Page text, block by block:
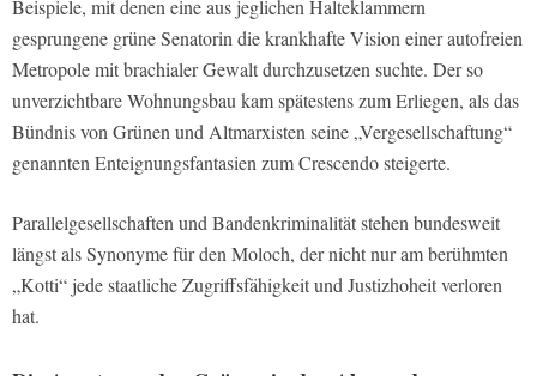
Beispiele, mit denen eine aus jeglichen Halteklammern
gesprungene grüne Senatorin die krankhafte Vision einer autofreien
Metropole mit brachialer Gewalt durchzusetzen suchte. Der so
unverzichtbare Wohnungsbau kam spätestens zum Erliegen, als das
Bündnis von Grünen und Altmarxisten seine „Vergesellschaftung“
genannten Enteignungsfantasien zum Crescendo steigerte.
Parallelgesellschaften und Bandenkriminalität stehen bundesweit
längst als Synonyme für den Moloch, der nicht nur am berühmten
„Kotti“ jede staatliche Zugriffsfähigkeit und Justizhoheit verloren
hat.